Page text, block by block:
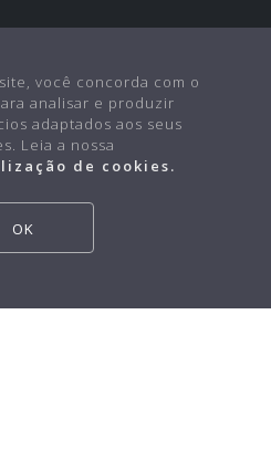
você concorda com o
analisar e produzir
adaptados aos seus
Leia a nossa
de cookies
OK